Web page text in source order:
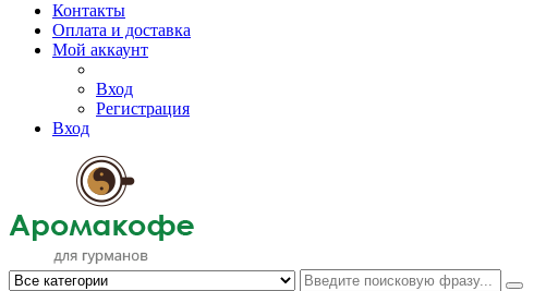
Контакты
Оплата и доставка
Мой аккаунт
Вход
Регистрация
Вход